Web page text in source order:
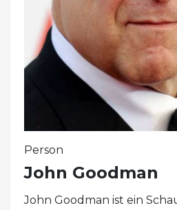
Person
John Goodman
John Goodman ist ein